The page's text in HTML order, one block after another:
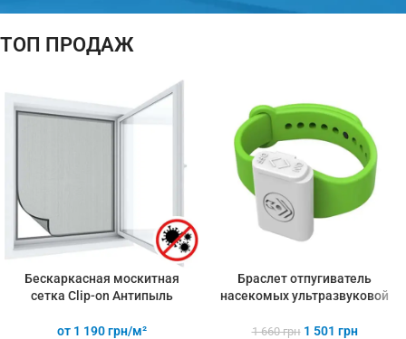
ПОДАРОК!
При покупке
3-х и более
ТОП ПРОДАЖ
Бескаркасная москитная
сетка Clip-on Антипыль
от 1 190грн/м²
Браслет отпугиватель
насекомых ультразвуковой
1 660грн 1 501 грн